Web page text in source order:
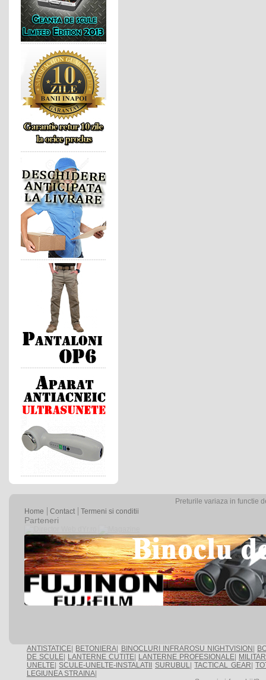
Preturile variaza in functie
Home
Contact Termeni si conditii
Parteneri
ANTISTATICE BETONIERA BINOCLURI INFRAROSU NIGHTVISION
DE SCULE
LANTERNE CUTITE LANTERNE PROFESIONALE
UNELTE SCULE-UNELTE-INSTALATII SURUBUL|TACTICAL GEAR |
LEGIUNEA STRAINA